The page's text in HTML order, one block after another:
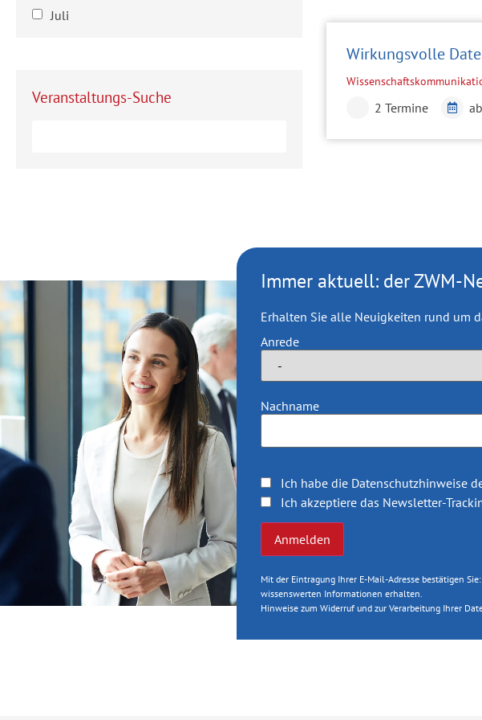
Juli
Veranstaltungs-Suche
Wirkungsvolle
2 Termine
Immer aktuell: der ZWM-
Erhalten Sie alle Neuigkeiten rund um
Anrede
Nachname
Ich habe die Datenschutzhinweise
Ich akzeptiere das Newsletter-
Mit der Eintragung Ihrer E-Mail-Adresse bestätigen
wissenswerten Informationen erhalten.
Hinweise zum Widerruf und zur Verarbeitung Ihrer